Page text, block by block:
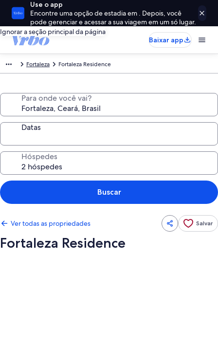
Use o app
Encontre uma opção de estadia em . Depois, você
pode gerenciar e acessar a sua viagem em um só lugar.
Ignorar a seção principal da página
Baixar app
Fortaleza Fortaleza Residence
Para onde você vai?
Datas
Hóspedes
Buscar
Ver todas as propriedades Salvar
Fortaleza Residence